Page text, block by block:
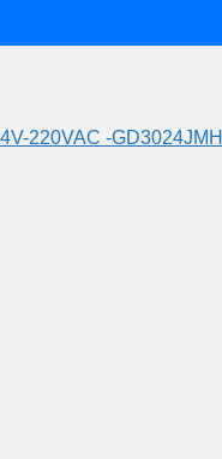
220VAC -GD3024JMH